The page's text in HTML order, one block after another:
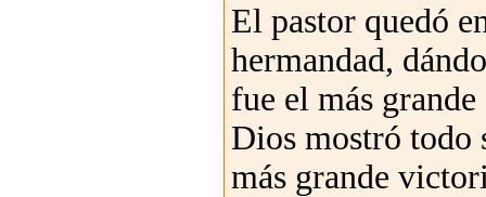
El pastor quedó
hermandad,
fue el más
Dios mostró todo
más grande